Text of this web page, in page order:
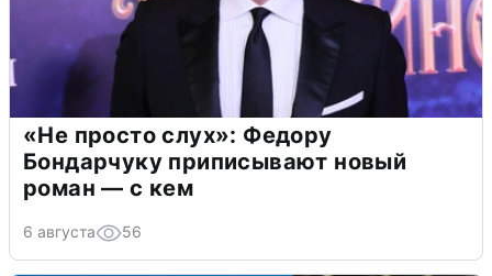
«Не просто слух»: Федору
Бондарчуку приписывают новый
роман — с кем
6 августа 56